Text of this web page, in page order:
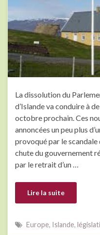
La dissolution du
d’Islande va conduire à
octobre prochain. Ces
annoncées un peu plus
provoqué par le scandale
chute du gouvernement
par le retrait d’un …
Lire la suite
Europe, Islande,